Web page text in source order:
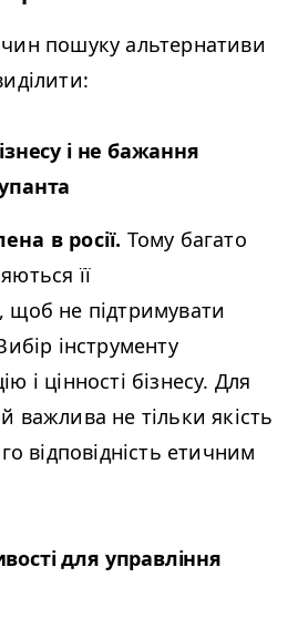
пошуку альтернативи
і не бажання
в pосії. Тому багато
її
щоб не підтримувати
інструменту
і цінності бізнесу. Для
важлива не тільки якість
відповідність етичним
для управління